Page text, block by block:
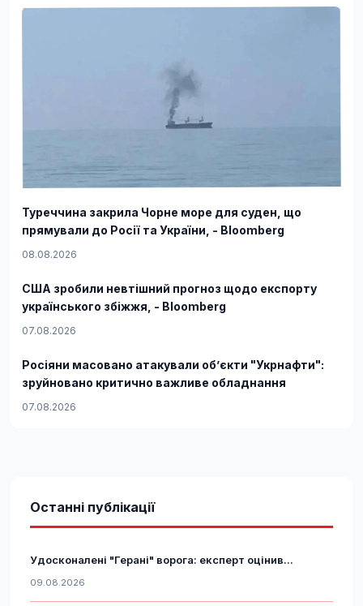
Туреччина закрила Чорне море для суден, що
прямували до Росії та України, - Bloomberg
08.08.2026
США зробили невтішний прогноз щодо експорту
українського збіжжя, - Bloomberg
07.08.2026
Росіяни масовано атакували обʼєкти "Укрнафти":
зруйновано критично важливе обладнання
07.08.2026
Останні публікації
Удосконалені "Герані" ворога: експерт оцінив...
09.08.2026